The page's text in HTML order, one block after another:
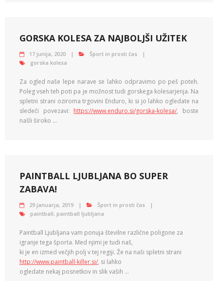
GORSKA KOLESA ZA NAJBOLJŠI UŽITEK
17 junija, 2020
Šport in prosti čas
gorska kolesa
Za ogled naše lepe narave se lahko odpravimo po peš poteh.
Poleg vseh teh poti pa je možnost tudi gorskega kolesarjenja. Na
spletni strani oziroma trgovini Enduro, ki si jo lahko ogledate na
sledeči povezavi: https://www.enduro.si/gorska-kolesa/, boste
našli široko …
PAINTBALL LJUBLJANA BO SUPER
ZABAVA!
29 januarja, 2019
Šport in prosti čas
paintball, paintball ljubljana
Paintball Ljubljana vam ponuja številne različne poligone za
igranje tega športa. Med njimi je tudi naš,
ki je en izmed večjih polj v tej regiji. Že na naši spletni strani
http://www.paintball-killer.si/, si lahko
ogledate nekaj posnetkov in slik vaših …